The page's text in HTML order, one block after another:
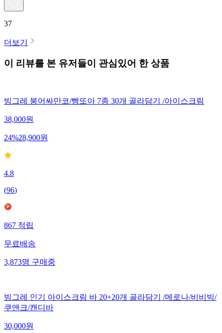
37
더보기
이 리뷰를 본 유저들이 관심있어 한 상품
빙그레 붕어싸만코/빵또아 7종 30개 골라담기 /아이스크림
38,000원
24%28,900원
4.8
(96)
867 적립
무료배송
3,873명 구매중
빙그레 인기 아이스크림 바 20+20개 골라담기 /메로나/비비빅/
쿠앤크/캔디바
30,000원